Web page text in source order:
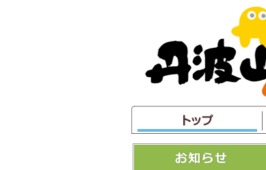
ャ
ン
プ